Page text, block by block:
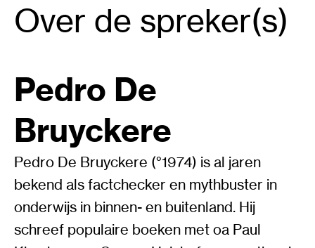
Over de spreker(s)
Pedro De
Bruyckere
Pedro De Bruyckere (°1974) is al jaren
bekend als factchecker en mythbuster in
onderwijs in binnen- en buitenland. Hij
schreef populaire boeken met oa Paul